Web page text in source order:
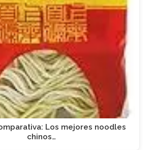
Los mejores noodles
chinos…